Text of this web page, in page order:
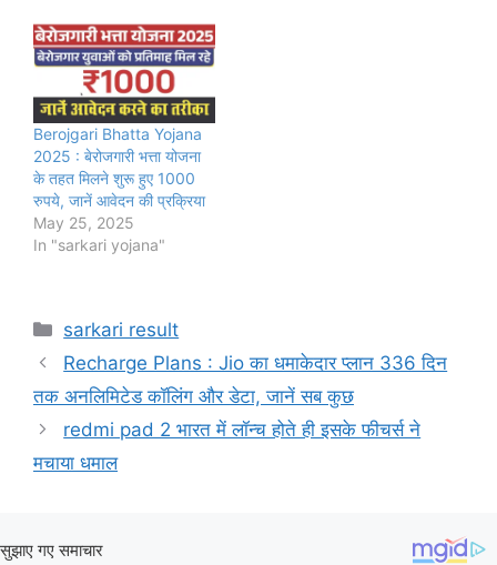
Berojgari Bhatta Yojana
2025 : बेरोजगारी भत्ता योजना
के तहत मिलने शुरू हुए 1000
रुपये, जानें आवेदन की प्रक्रिया
May 25, 2025
In "sarkari yojana"
Categories
sarkari result
Recharge Plans : Jio का धमाकेदार प्लान 336 दिन
तक अनलिमिटेड कॉलिंग और डेटा, जानें सब कुछ
redmi pad 2 भारत में लॉन्च होते ही इसके फीचर्स ने
मचाया धमाल